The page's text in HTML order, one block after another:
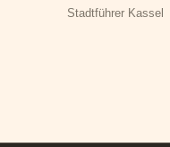
Stadtführer Kassel